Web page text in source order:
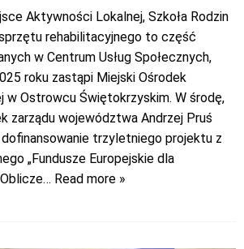
Aktywności Lokalnej, Szkoła Rodzin
rehabilitacyjnego to część
w Centrum Usług Społecznych,
roku zastąpi Miejski Ośrodek
w Ostrowcu Świętokrzyskim. W środę,
zarządu województwa Andrzej Pruś
dofinansowanie trzyletniego projektu z
„Fundusze Europejskie dla
… Read more »